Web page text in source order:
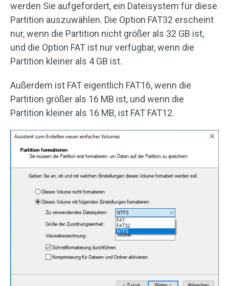
werden Sie aufgefordert, ein Dateisystem für diese
Partition auszuwählen. Die Option FAT32 erscheint
nur, wenn die Partition nicht größer als 32 GB ist,
und die Option FAT ist nur verfügbar, wenn die
Partition kleiner als 4 GB ist.
Außerdem ist FAT eigentlich FAT16, wenn die
Partition größer als 16 MB ist, und wenn die
Partition kleiner als 16 MB, ist FAT FAT12.